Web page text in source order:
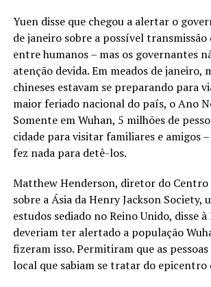
Yuen disse que chegou a alertar o
de janeiro sobre a possível
entre humanos – mas os governantes
atenção devida. Em meados de janeiro,
chineses estavam se preparando para
maior feriado nacional do país, o Ano
Somente em Wuhan, 5 milhões de
cidade para visitar familiares e amigos
fez nada para detê-los.
Matthew Henderson, diretor do Centro
sobre a Ásia da Henry Jackson Society,
estudos sediado no Reino Unido, disse à
deveriam ter alertado a população
fizeram isso. Permitiram que as pessoas
local que sabiam se tratar do epicentro